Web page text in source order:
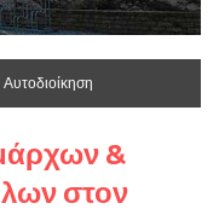
Αυτοδιοίκηση
&
στον